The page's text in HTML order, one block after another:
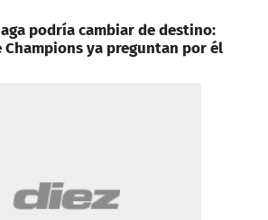
podría cambiar de destino:
Champions ya preguntan por él